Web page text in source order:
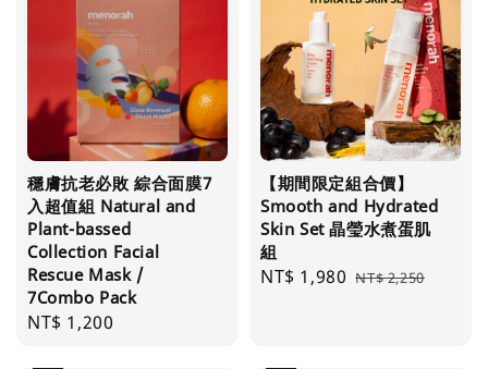
穩膚抗老必敗 綜合面膜7
入超值組 Natural and
Plant-bassed
Collection Facial
Rescue Mask /
7Combo Pack
Regular
NT$ 1,200
【期間限定組合價】
Smooth and Hydrated
Skin Set 晶瑩水煮蛋肌
組
Sale
NT$ 1,980 Regular
NT$ 2,250